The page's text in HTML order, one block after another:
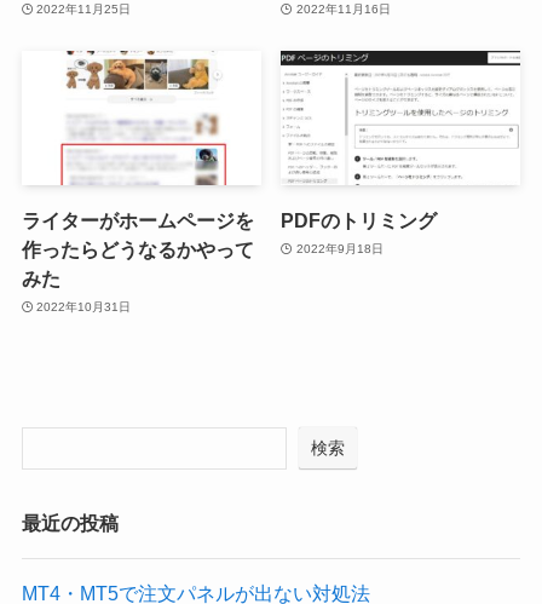
2022年11月25日 2022年11月16日
ライターがホームページを
作ったらどうなるかやって
みた
2022年10月31日
PDFのトリミング
2022年9月18日
検索
最近の投稿
MT4・MT5で注文パネルが出ない対処法